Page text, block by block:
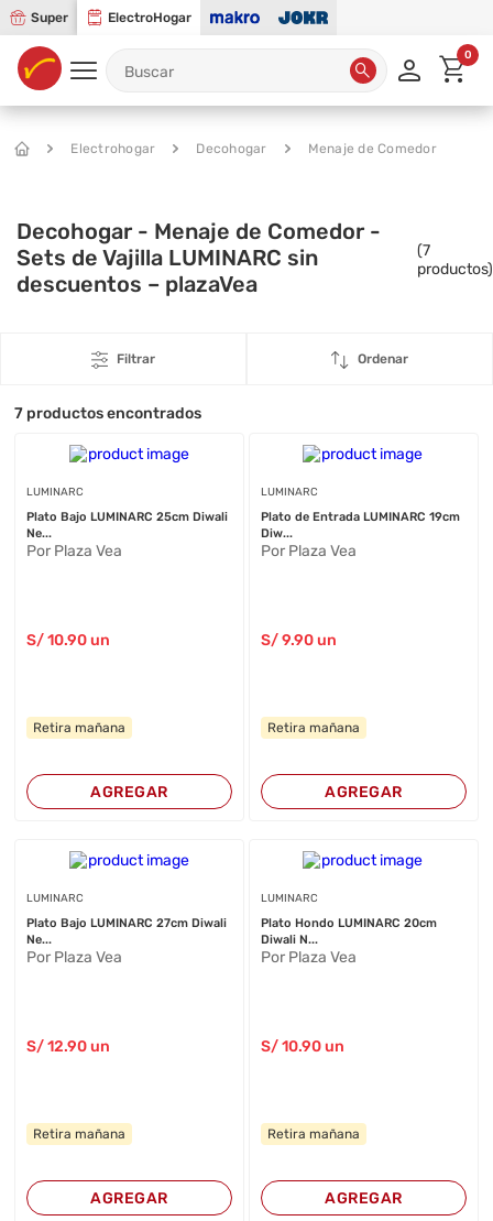
Super ElectroHogar
0
Electrohogar Decohogar Menaje de Comedor
Decohogar - Menaje de Comedor -
Sets de Vajilla LUMINARC sin
descuentos – plazaVea
(7
productos)
Filtrar Ordenar
7 productos encontrados
LUMINARC
Plato Bajo LUMINARC 25cm Diwali
Ne...
Por Plaza Vea
S/10.90 un
Retira mañana
AGREGAR
LUMINARC
Plato de Entrada LUMINARC 19cm
Diw...
Por Plaza Vea
S/9.90un
Retira mañana
AGREGAR
LUMINARC
Plato Bajo LUMINARC 27cm Diwali
Ne...
Por Plaza Vea
S/12.90 un
Retira mañana
AGREGAR
LUMINARC
Plato Hondo LUMINARC 20cm
Diwali N...
Por Plaza Vea
S/10.90un
Retira mañana
AGREGAR